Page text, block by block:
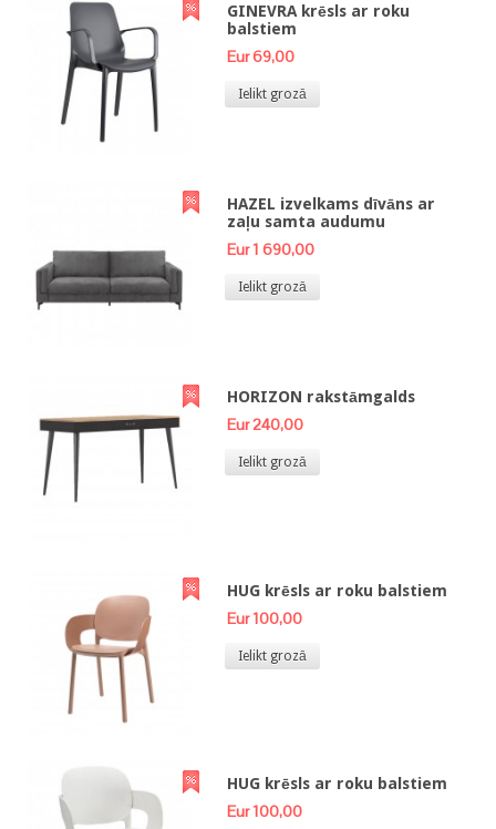
GINEVRA krēsls ar roku
balstiem
Eur 69,00
Ielikt grozā
HAZEL izvelkams dīvāns ar
zaļu samta audumu
Eur 1 690,00
Ielikt grozā
HORIZON rakstāmgalds
Eur 240,00
Ielikt grozā
HUG krēsls ar roku balstiem
Eur 100,00
Ielikt grozā
HUG krēsls ar roku balstiem
Eur 100,00